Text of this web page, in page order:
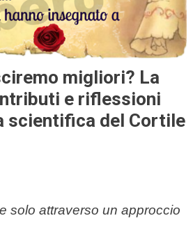
migliori? La
e riflessioni
scientifica del Cortile
solo attraverso un approccio